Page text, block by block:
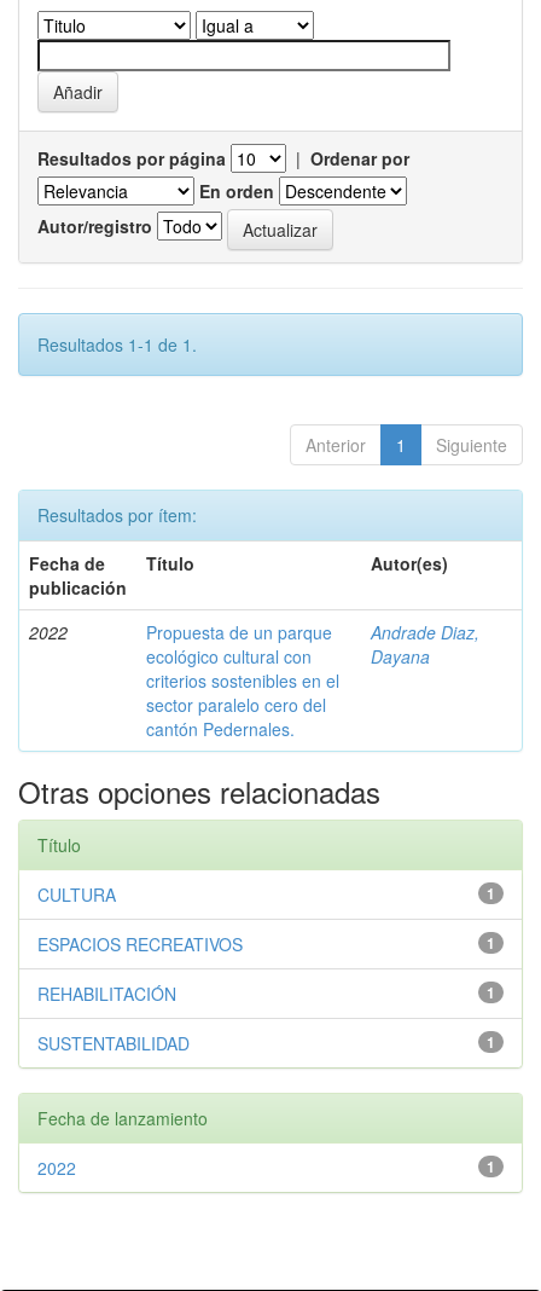
Resultados por página | Ordenar por
En orden
Autor/registro
Resultados 1-1 de 1.
Anterior 1 Siguiente
Resultados por ítem:
Fecha de
publicación
Título Autor(es)
2022
Propuesta de un parque
ecológico cultural con
criterios sostenibles en el
sector paralelo cero del
cantón Pedernales.
Andrade Diaz,
Dayana
Otras opciones relacionadas
Título
1
CULTURA
1
ESPACIOS RECREATIVOS
1
REHABILITACIÓN
1
SUSTENTABILIDAD
Fecha de lanzamiento
1
2022